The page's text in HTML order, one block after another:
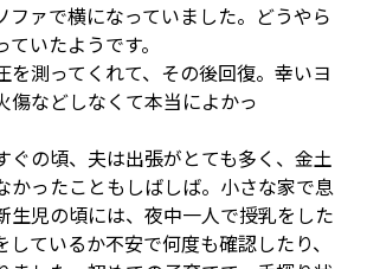
ファで横になっていました。どうやら
いたようです。
を測ってくれて、その後回復。幸いヨ
傷などしなくて本当によかっ
ぐの頃、夫は出張がとても多く、金土
かったこともしばしば。小さな家で息
生児の頃には、夜中一人で授乳をした
しているか不安で何度も確認したり、